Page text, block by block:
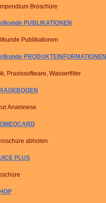
Broschüre
PUBLIKATIONEN
Publikationen
PRODUKTEINFORMATIONEN
Praxissoftware, Wasserfilter
Anamnese
abholen
PLUS